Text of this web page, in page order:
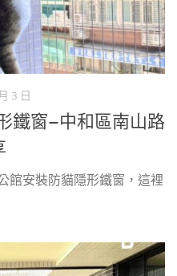
3 日
鐵窗–中和區南山路
館安裝防貓隱形鐵窗，這裡